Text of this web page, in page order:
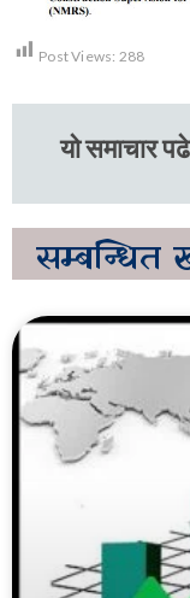
Post Views: 288
यो समाचार
सम्बन्धित